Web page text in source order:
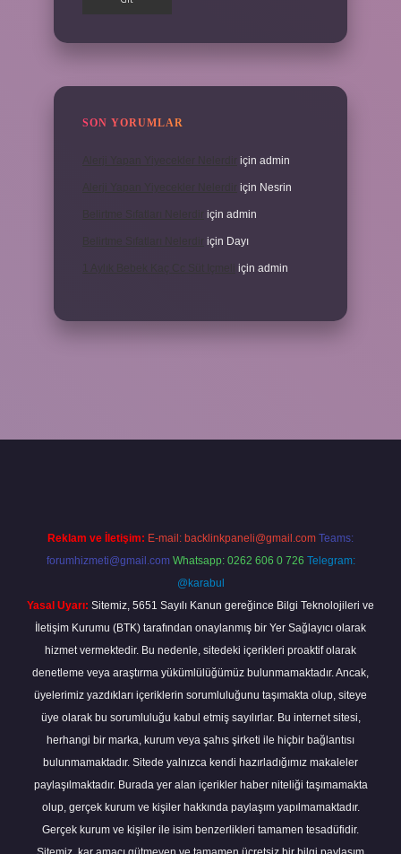
SON YORUMLAR
için admin
için Nesrin
için admin
için Dayı
1 Aylık Bebek Kaç Cc Süt Içmeli için admin
Reklam ve İletişim: E-mail: backlinkpaneli@gmail.com Teams:
forumhizmeti@gmail.com Whatsapp: 0262 606 0 726 Telegram:
@karabul
Yasal Uyarı: Sitemiz, 5651 Sayılı Kanun gereğince Bilgi Teknolojileri ve
İletişim Kurumu (BTK) tarafından onaylanmış bir Yer Sağlayıcı olarak
hizmet vermektedir. Bu nedenle, sitedeki içerikleri proaktif olarak
denetleme veya araştırma yükümlülüğümüz bulunmamaktadır. Ancak,
üyelerimiz yazdıkları içeriklerin sorumluluğunu taşımakta olup, siteye
üye olarak bu sorumluluğu kabul etmiş sayılırlar. Bu internet sitesi,
herhangi bir marka, kurum veya şahıs şirketi ile hiçbir bağlantısı
bulunmamaktadır. Sitede yalnızca kendi hazırladığımız makaleler
paylaşılmaktadır. Burada yer alan içerikler haber niteliği taşımamakta
olup, gerçek kurum ve kişiler hakkında paylaşım yapılmamaktadır.
Gerçek kurum ve kişiler ile isim benzerlikleri tamamen tesadüfidir.